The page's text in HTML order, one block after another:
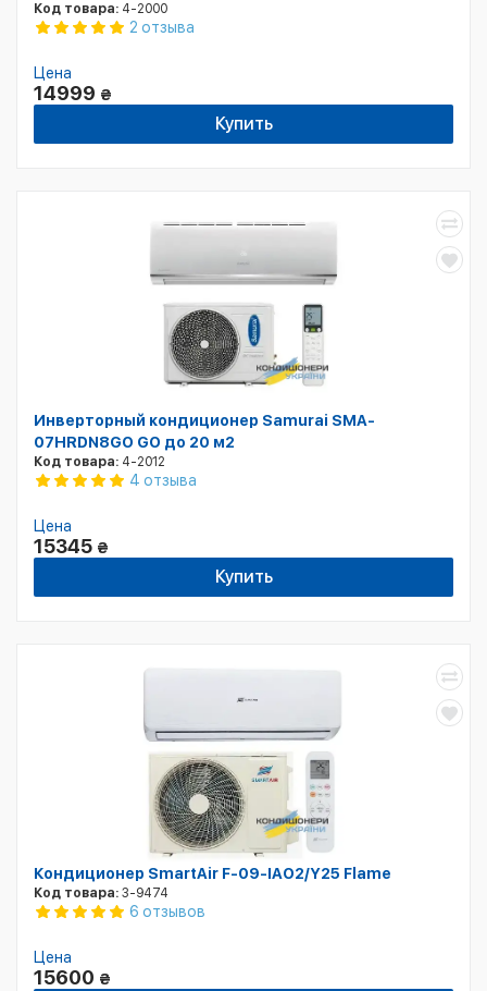
Код товара: 4-2000
2 отзыва
Цена
14999 ₴
Купить
Инверторный кондиционер Samurai SMA-
07HRDN8GO GO до 20 м2
Код товара: 4-2012
4 отзыва
Цена
15345 ₴
Купить
Кондиционер SmartAir F-09-IAO2/Y25 Flame
Код товара: 3-9474
6 отзывов
Цена
15600 ₴